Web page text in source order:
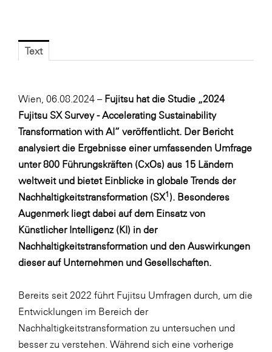
FV Energierohstoff & Kraftstoff
Gas Connect Austria
GBV - Verband gemeinnütziger
Bauvereinigungen
Getzner Werkstoffe
Heimat Österreich
ikp
Johnson & Johnson
JELD-WEN DANA
kosaplaner
Libro
Lidl Österreich
Die Menü-Manufaktur
Text
Wien, 06.08.2024 – Fujitsu hat die Studie „2024
Fujitsu SX Survey - Accelerating Sustainability
Transformation with AI“ veröffentlicht. Der Bericht
analysiert die Ergebnisse einer umfassenden Umfrage
unter 800 Führungskräften (CxOs) aus 15 Ländern
weltweit und bietet Einblicke in globale Trends der
Nachhaltigkeitstransformation (SX1 ). Besonderes
Augenmerk liegt dabei auf dem Einsatz von
Künstlicher Intelligenz (KI) in der
Nachhaltigkeitstransformation und den Auswirkungen
dieser auf Unternehmen und Gesellschaften.
Bereits seit 2022 führt Fujitsu Umfragen durch, um die
Entwicklungen im Bereich der
Nachhaltigkeitstransformation zu untersuchen und
besser zu verstehen. Während sich eine vorherige